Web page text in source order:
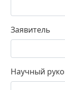
Заявитель
Научный